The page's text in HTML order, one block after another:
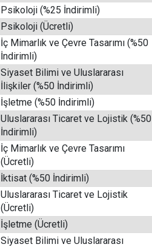
Psikoloji (%25 İndirimli)
Psikoloji (Ücretli)
İç Mimarlık ve Çevre Tasarımı (%50
İndirimli)
Siyaset Bilimi ve Uluslararası
İlişkiler (%50 İndirimli)
İşletme (%50 İndirimli)
Uluslararası Ticaret ve Lojistik (%50
İndirimli)
İç Mimarlık ve Çevre Tasarımı
(Ücretli)
İktisat (%50 İndirimli)
Uluslararası Ticaret ve Lojistik
(Ücretli)
İşletme (Ücretli)
Siyaset Bilimi ve Uluslararası